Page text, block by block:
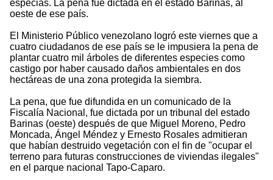
especias. La pena fue dictada en el estado Barinas, al
oeste de ese país.
El Ministerio Público venezolano logró este viernes que a
cuatro ciudadanos de ese país se le impusiera la pena de
plantar cuatro mil árboles de diferentes especies como
castigo por haber causado daños ambientales en dos
hectáreas de una zona protegida la siembra.
La pena, que fue difundida en un comunicado de la
Fiscalía Nacional, fue dictada por un tribunal del estado
Barinas (oeste) después de que Miguel Moreno, Pedro
Moncada, Ángel Méndez y Ernesto Rosales admitieran
que habían destruido vegetación con el fin de "ocupar el
terreno para futuras construcciones de viviendas ilegales"
en el parque nacional Tapo-Caparo.